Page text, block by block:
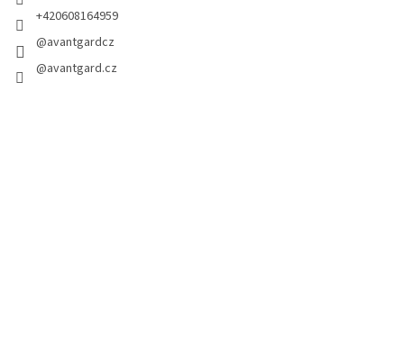
+420608164959
@avantgardcz
@avantgard.cz